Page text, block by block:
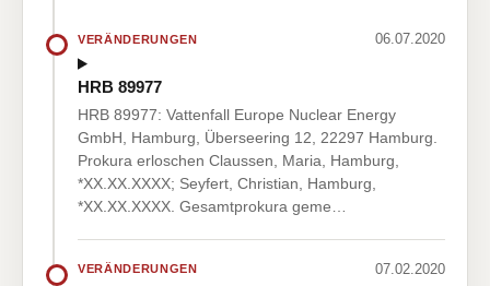
VERÄNDERUNGEN 06.07.2020
HRB 89977
HRB 89977: Vattenfall Europe Nuclear Energy
GmbH, Hamburg, Überseering 12, 22297 Hamburg.
Prokura erloschen Claussen, Maria, Hamburg,
*XX.XX.XXXX; Seyfert, Christian, Hamburg,
*XX.XX.XXXX. Gesamtprokura geme…
VERÄNDERUNGEN 07.02.2020